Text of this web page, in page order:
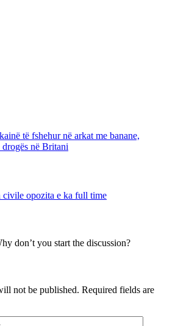
të fshehur në arkat me banane,
drogës në Britani
civile opozita e ka full time
don’t you start the discussion?
not be published. Required fields are